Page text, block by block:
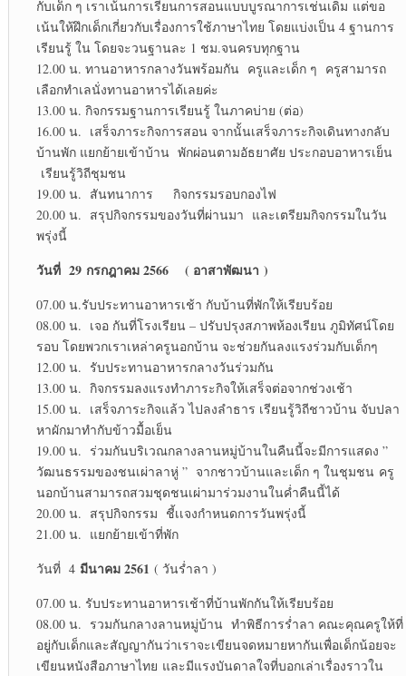
กับเด็ก ๆ เราเน้นการเรียนการสอนแบบบูรณาการเช่นเดิม แต่ขอ
เน้นให้ฝึกเด็กเกี่ยวกับเรื่องการใช้ภาษาไทย โดยแบ่งเป็น 4 ฐานการ
เรียนรู้ ใน โดยจะวนฐานละ 1 ชม.จนครบทุกฐาน
12.00 น. ทานอาหารกลางวันพร้อมกัน ครูและเด็ก ๆ ครูสามารถ
เลือกทำเลนั่งทานอาหารได้เลยค่ะ
13.00 น. กิจกรรมฐานการเรียนรู้ ในภาคบ่าย (ต่อ)
16.00 น. เสร็จภาระกิจการสอน จากนั้นเสร็จภาระกิจเดินทางกลับ
บ้านพัก แยกย้ายเข้าบ้าน พักผ่อนตามอัธยาศัย ประกอบอาหารเย็น
เรียนรู้วิถีชุมชน
19.00 น. สันทนาการ กิจกรรมรอบกองไฟ
20.00 น. สรุปกิจกรรมของวันที่ผ่านมา และเตรียมกิจกรรมในวัน
พรุ่งนี้
วันที่ 29 กรกฎาคม 2566 ( อาสาพัฒนา )
07.00 น.รับประทานอาหารเช้า กับบ้านที่พักให้เรียบร้อย
08.00 น. เจอ กันที่โรงเรียน – ปรับปรุงสภาพห้องเรียน ภูมิทัศน์โดย
รอบ โดยพวกเราเหล่าครูนอกบ้าน จะช่วยกันลงแรงร่วมกับเด็กๆ
12.00 น. รับประทานอาหารกลางวันร่วมกัน
13.00 น. กิจกรรมลงแรงทำภาระกิจให้เสร็จต่อจากช่วงเช้า
15.00 น. เสร็จภาระกิจแล้ว ไปลงลำธาร เรียนรู้วิถีชาวบ้าน จับปลา
หาผักมาทำกับข้าวมื้อเย็น
19.00 น. ร่วมกันบริเวณกลางลานหมู่บ้านในคืนนี้จะมีการแสดง ”
วัฒนธรรมของชนเผ่าลาหู่ ” จากชาวบ้านและเด็ก ๆ ในชุมชน ครู
นอกบ้านสามารถสวมชุดชนเผ่ามาร่วมงานในค่ำคืนนี้ได้
20.00 น. สรุปกิจกรรม ชี้เเจงกำหนดการวันพรุ่งนี้
21.00 น. แยกย้ายเข้าที่พัก
วันที่ 4มีนาคม 2561 ( วันร่ำลา )
07.00 น. รับประทานอาหารเช้าที่บ้านพักกันให้เรียบร้อย
08.00 น. รวมกันกลางลานหมู่บ้าน ทำพิธีการร่ำลา คณะคุณครูให้ที่
อยู่กับเด็กและสัญญากันว่าเราจะเขียนจดหมายหากันเพื่อเด็กน้อยจะ
เขียนหนังสือภาษาไทย และมีแรงบันดาลใจที่บอกเล่าเรื่องราวใน